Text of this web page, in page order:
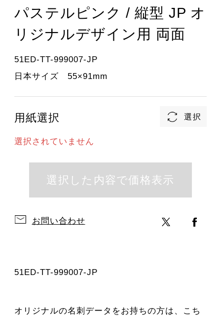
パステルピンク / 縦型 JP オ
リジナルデザイン用 両面
51ED-TT-999007-JP
日本サイズ 55×91mm
用紙選択
選択されていません
お問い合わせ
51ED-TT-999007-JP
オリジナルの名刺データをお持ちの方は、こち